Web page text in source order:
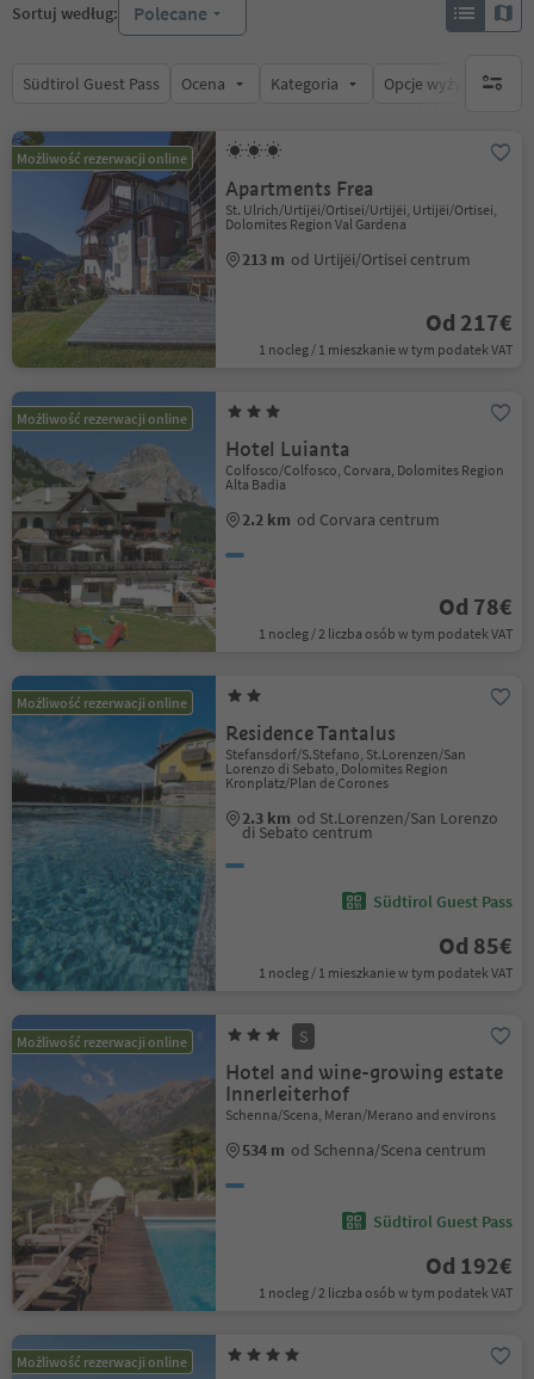
Sortuj według: Polecane
Südtirol Guest Pass Ocena Kategoria Opcje wyżywieniabrak
Możliwość rezerwacji online
Apartments Frea
St. Ulrich/Urtijëi/Ortisei/Urtijëi, Urtijëi/Ortisei,
Dolomites Region Val Gardena
213 m od Urtijëi/Ortisei centrum
Od 217€
1 nocleg / 1 mieszkanie w tym podatek VAT
Możliwość rezerwacji online
Hotel Luianta
Colfosco/Colfosco, Corvara, Dolomites Region
Alta Badia
2.2 km od Corvara centrum
Od 78€
1 nocleg / 2 liczba osób w tym podatek VAT
Możliwość rezerwacji online
Residence Tantalus
Stefansdorf/S.Stefano, St.Lorenzen/San
Lorenzo di Sebato, Dolomites Region
Kronplatz/Plan de Corones
2.3 km od St.Lorenzen/San Lorenzo
di Sebato centrum
Südtirol Guest Pass
Od 85€
1 nocleg / 1 mieszkanie w tym podatek VAT
Możliwość rezerwacji online S
Hotel and wine-growing estate
Innerleiterhof
Schenna/Scena, Meran/Merano and environs
534 m od Schenna/Scena centrum
Südtirol Guest Pass
Od 192€
1 nocleg / 2 liczba osób w tym podatek VAT
Możliwość rezerwacji online